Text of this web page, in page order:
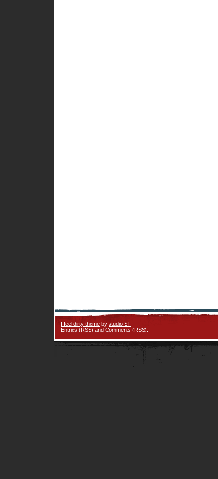
I feel dirty theme by studio ST
Entries (RSS) and Comments (RSS)